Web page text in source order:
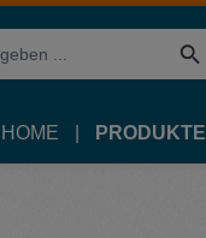
HOME PRODUKTE